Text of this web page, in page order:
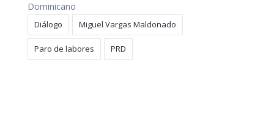
Dominicano
Diálogo Miguel Vargas Maldonado
Paro de labores PRD